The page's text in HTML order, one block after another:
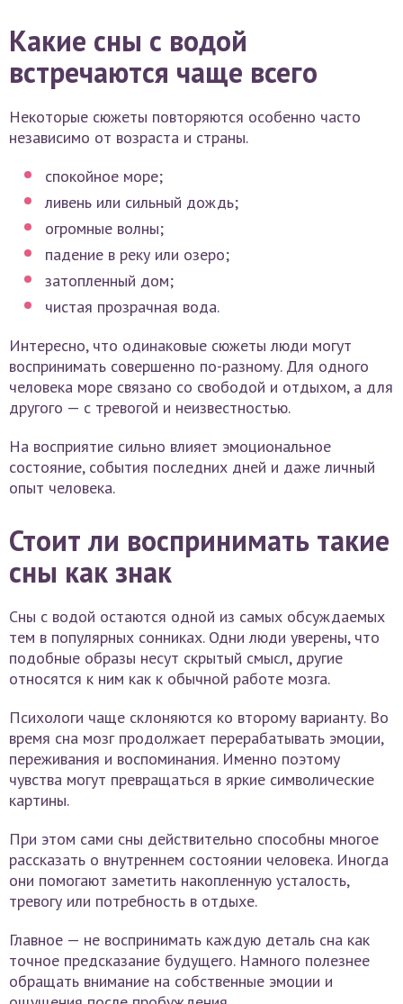
Какие сны с водой
встречаются чаще всего
Некоторые сюжеты повторяются особенно часто
независимо от возраста и страны.
спокойное море;
ливень или сильный дождь;
огромные волны;
падение в реку или озеро;
затопленный дом;
чистая прозрачная вода.
Интересно, что одинаковые сюжеты люди могут
воспринимать совершенно по-разному. Для одного
человека море связано со свободой и отдыхом, а для
другого — с тревогой и неизвестностью.
На восприятие сильно влияет эмоциональное
состояние, события последних дней и даже личный
опыт человека.
Стоит ли воспринимать такие
сны как знак
Сны с водой остаются одной из самых обсуждаемых
тем в популярных сонниках. Одни люди уверены, что
подобные образы несут скрытый смысл, другие
относятся к ним как к обычной работе мозга.
Психологи чаще склоняются ко второму варианту. Во
время сна мозг продолжает перерабатывать эмоции,
переживания и воспоминания. Именно поэтому
чувства могут превращаться в яркие символические
картины.
При этом сами сны действительно способны многое
рассказать о внутреннем состоянии человека. Иногда
они помогают заметить накопленную усталость,
тревогу или потребность в отдыхе.
Главное — не воспринимать каждую деталь сна как
точное предсказание будущего. Намного полезнее
обращать внимание на собственные эмоции и